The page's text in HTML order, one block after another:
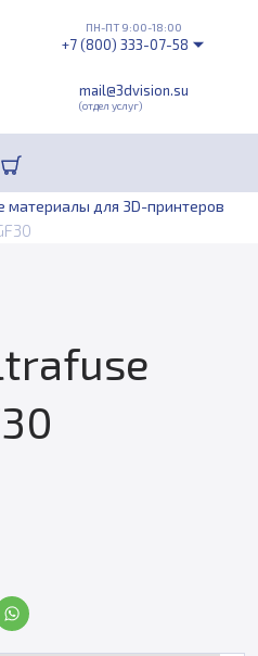
mail@3dvision.su
(отдел услуг)
ПН-ПТ 9:00-18:00
+7 (800) 333-07-58
материалы для 3D-принтеров